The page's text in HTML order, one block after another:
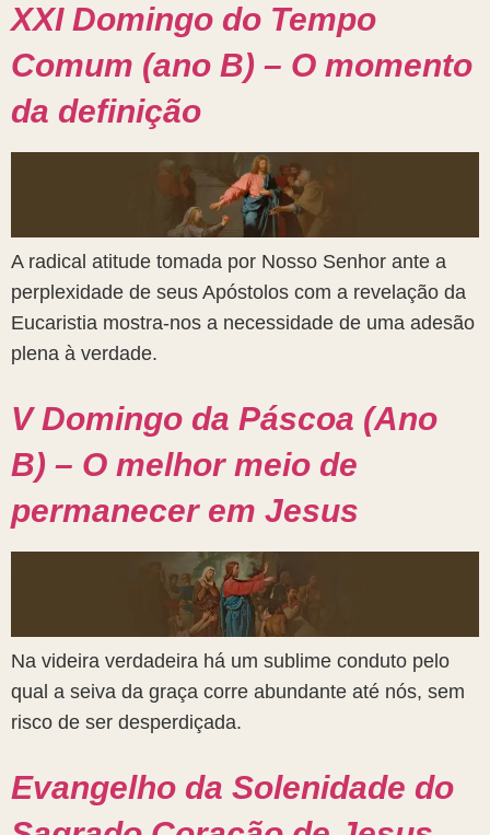
XXI Domingo do Tempo
Comum (ano B) – O momento
da definição
A radical atitude tomada por Nosso Senhor ante a
perplexidade de seus Apóstolos com a revelação da
Eucaristia mostra-nos a necessidade de uma adesão
plena à verdade.
V Domingo da Páscoa (Ano
B) – O melhor meio de
permanecer em Jesus
Na videira verdadeira há um sublime conduto pelo
qual a seiva da graça corre abundante até nós, sem
risco de ser desperdiçada.
Evangelho da Solenidade do